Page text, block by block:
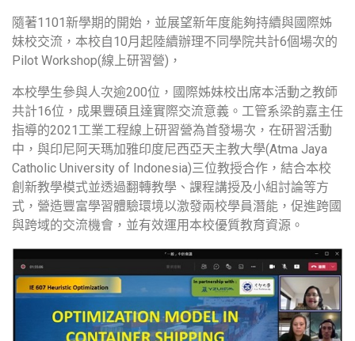
隨著1101新學期的開始，並展望新年度能夠持續與國際姊
妹校交流，本校自10月起陸續辦理不同學院共計6個場次的
Pilot Workshop(線上研習營)，
本校學生參與人次逾200位，國際姊妹校出席本活動之教師
共計16位，成果豐碩且達實際交流意義。工管系梁韵嘉主任
指導的2021工業工程線上研習營為首發場次，在研習活動
中，與印尼阿天瑪加雅印度尼西亞天主教大學(Atma Jaya
Catholic University of Indonesia)三位教授合作，結合本校
創新教學模式並透過翻轉教學、課程講授及小組討論等方
式，營造豐富學習體驗環境以激發兩校學員潛能，促進跨國
與跨域的交流機會，並有效運用本校優質教育資源。